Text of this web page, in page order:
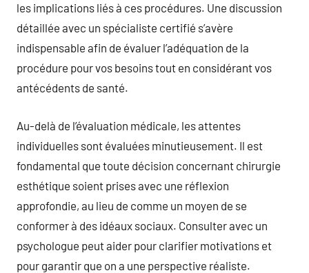
les implications liés à ces procédures. Une discussion
détaillée avec un spécialiste certifié s’avère
indispensable afin de évaluer l’adéquation de la
procédure pour vos besoins tout en considérant vos
antécédents de santé.
Au-delà de l’évaluation médicale, les attentes
individuelles sont évaluées minutieusement. Il est
fondamental que toute décision concernant chirurgie
esthétique soient prises avec une réflexion
approfondie, au lieu de comme un moyen de se
conformer à des idéaux sociaux. Consulter avec un
psychologue peut aider pour clarifier motivations et
pour garantir que on a une perspective réaliste.